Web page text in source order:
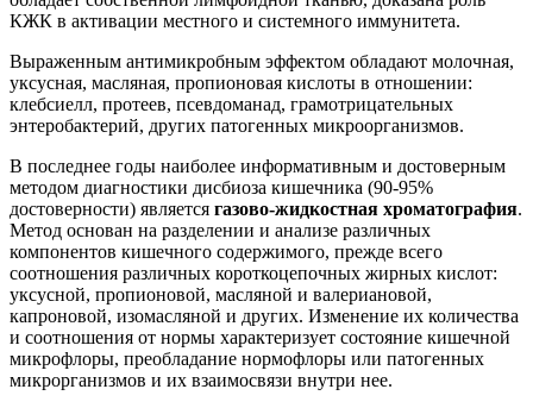
КЖК в активации местного и системного иммунитета.
Выраженным антимикробным эффектом обладают молочная,
уксусная, масляная, пропионовая кислоты в отношении:
клебсиелл, протеев, псевдоманад, грамотрицательных
энтеробактерий, других патогенных микроорганизмов.
В последнее годы наиболее информативным и достоверным
методом диагностики дисбиоза кишечника (90-95%
достоверности) является газово-жидкостная хроматография.
Метод основан на разделении и анализе различных
компонентов кишечного содержимого, прежде всего
соотношения различных короткоцепочных жирных кислот:
уксусной, пропионовой, масляной и валериановой,
капроновой, изомасляной и других. Изменение их количества
и соотношения от нормы характеризует состояние кишечной
микрофлоры, преобладание нормофлоры или патогенных
микрорганизмов и их взаимосвязи внутри нее.